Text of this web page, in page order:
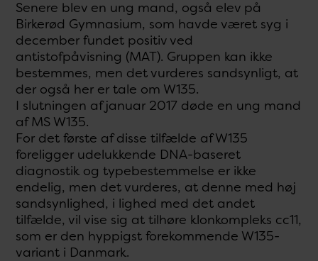
Senere blev en ung mand, også elev på
Birkerød Gymnasium, som havde været syg i
december fundet positiv ved
antistofpåvisning (MAT). Gruppen kan ikke
bestemmes, men det vurderes sandsynligt, at
der også her er tale om W135.
I slutningen af januar 2017 døde en ung mand
af MS W135.
For det første af disse tilfælde af W135
foreligger udelukkende DNA-baseret
diagnostik og typebestemmelse er ikke
endelig, men det vurderes, at denne med høj
sandsynlighed, i lighed med det andet
tilfælde, vil vise sig at tilhøre klonkompleks cc11,
som er den hyppigst forekommende W135-
variant i Danmark.